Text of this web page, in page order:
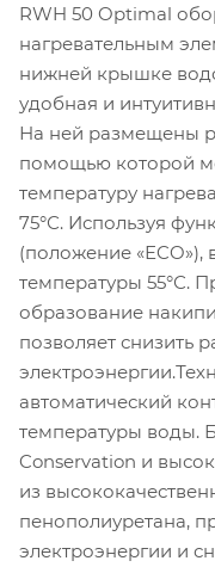
RWH 50 Optimal
нагревательным
нижней крышке
удобная и
На ней размещены
помощью которой
температуру
75°С. Используя
(положение «ЕCO»),
температуры 55°С.
образование
позволяет снизить
автоматический
температуры воды.
Conservation и
из
пенополиуретана,
электроэнергии и